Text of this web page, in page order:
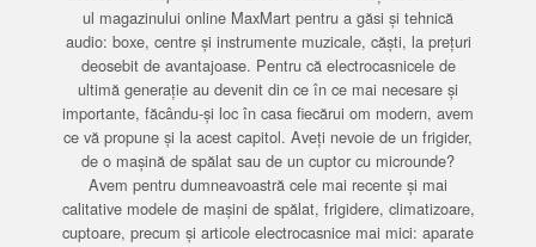
ul magazinului online MaxMart pentru a găsi și tehnică
audio: boxe, centre și instrumente muzicale, căști, la prețuri
deosebit de avantajoase. Pentru că electrocasnicele de
ultimă generație au devenit din ce în ce mai necesare și
importante, făcându-și loc în casa fiecărui om modern, avem
ce vă propune și la acest capitol. Aveți nevoie de un frigider,
de o mașină de spălat sau de un cuptor cu microunde?
Avem pentru dumneavoastră cele mai recente și mai
calitative modele de mașini de spălat, frigidere, climatizoare,
cuptoare, precum și articole electrocasnice mai mici: aparate